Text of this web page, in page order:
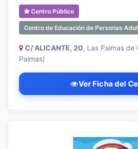
Centro Público
Centro de Educación de Personas
C/ ALICANTE, 20, Las Palmas de
Palmas)
Ver Ficha del